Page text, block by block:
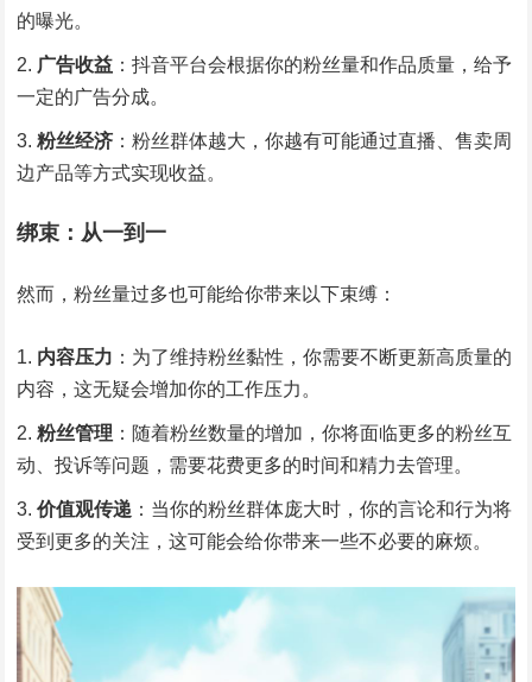
的曝光。
广告收益 ：抖音平台会根据你的粉丝量和作品质量，给予
一定的广告分成。
粉丝经济 ：粉丝群体越大，你越有可能通过直播、售卖周
边产品等方式实现收益。
绑束：从一到一
然而，粉丝量过多也可能给你带来以下束缚：
内容压力 ：为了维持粉丝黏性，你需要不断更新高质量的
内容，这无疑会增加你的工作压力。
粉丝管理 ：随着粉丝数量的增加，你将面临更多的粉丝互
动、投诉等问题，需要花费更多的时间和精力去管理。
价值观传递 ：当你的粉丝群体庞大时，你的言论和行为将
受到更多的关注，这可能会给你带来一些不必要的麻烦。